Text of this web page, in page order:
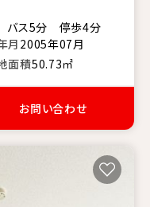
バス5分 停歩4分
月 2005年07月
面積50.73㎡
お問い合わせ